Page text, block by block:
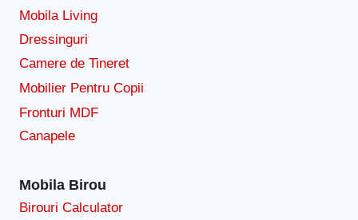
Mobila Living
Dressinguri
Camere de Tineret
Mobilier Pentru Copii
Fronturi MDF
Canapele
Mobila Birou
Birouri Calculator